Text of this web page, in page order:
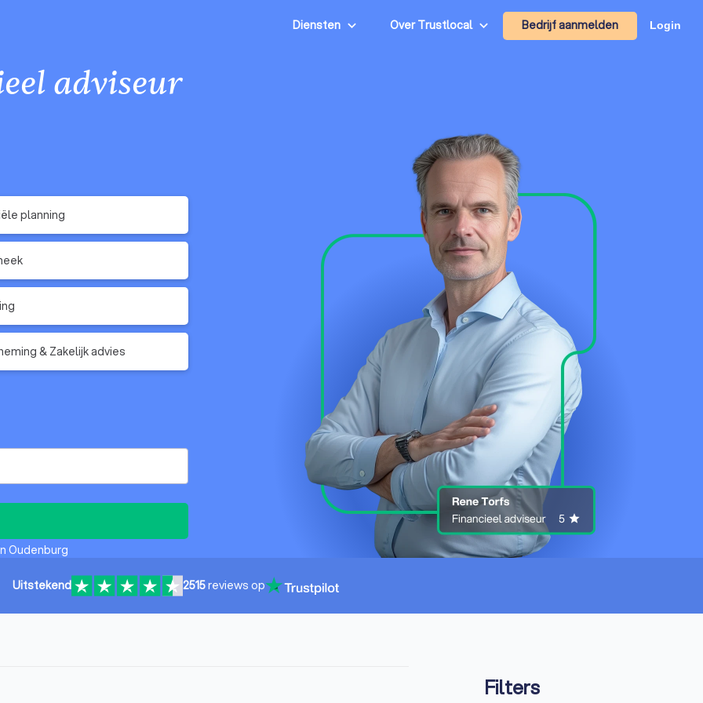
Diensten Over Trustlocal Bedrijf aanmelden Login
adviseur
planning
& Zakelijk advies
Oudenburg
Uitstekend 2515reviews op
Filters